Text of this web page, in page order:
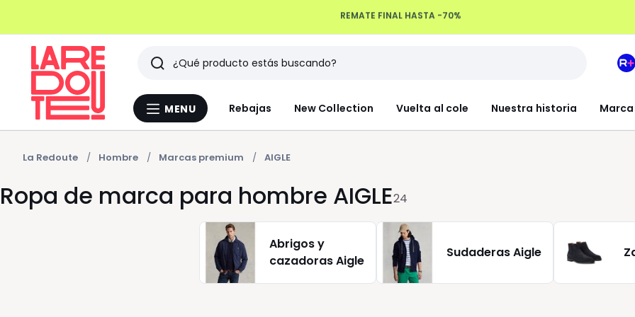
Devoluciones hasta 100 días
Menu
MENU Rebajas New Collection Vuelta al cole Nuestra historia
Buscar
Últimos
artículos
vistos
Mi
La Redoute Hombre Marcas premium AIGLE
Ropa de marca para hombre AIGLE24
Abrigos y
cazadoras Aigle
Sudaderas Aigle